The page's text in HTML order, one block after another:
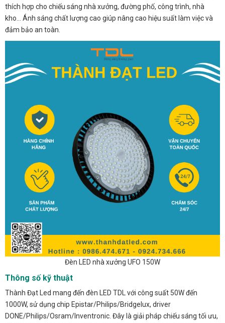
thích hợp cho chiếu sáng nhà xưởng, đường phố, công trình, nhà
kho… Ánh sáng chất lượng cao giúp nâng cao hiệu suất làm việc và
đảm bảo an toàn.
Đèn LED nhà xưởng UFO 150W
Thông số kỹ thuật
Thành Đạt Led mang đến đèn LED TDL với công suất 50W đến
1000W, sử dụng chip Epistar/Philips/Bridgelux, driver
DONE/Philips/Osram/Inventronic. Đây là giải pháp chiếu sáng tối ưu,